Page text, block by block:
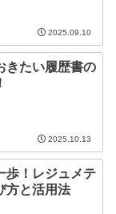
2025.09.10
きたい履歴書の
2025.10.13
歩！レジュメテ
方と活用法